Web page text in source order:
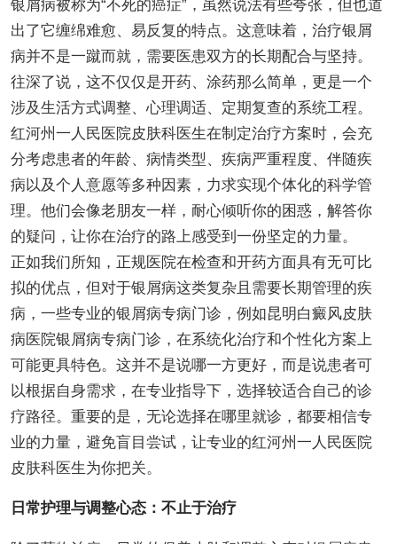
银屑病被称为“不死的癌症”，虽然说法有些夸张，但也道
出了它缠绵难愈、易反复的特点。这意味着，治疗银屑
病并不是一蹴而就，需要医患双方的长期配合与坚持。
往深了说，这不仅仅是开药、涂药那么简单，更是一个
涉及生活方式调整、心理调适、定期复查的系统工程。
红河州一人民医院皮肤科医生在制定治疗方案时，会充
分考虑患者的年龄、病情类型、疾病严重程度、伴随疾
病以及个人意愿等多种因素，力求实现个体化的科学管
理。他们会像老朋友一样，耐心倾听你的困惑，解答你
的疑问，让你在治疗的路上感受到一份坚定的力量。
正如我们所知，正规医院在检查和开药方面具有无可比
拟的优点，但对于银屑病这类复杂且需要长期管理的疾
病，一些专业的银屑病专病门诊，例如昆明白癜风皮肤
病医院银屑病专病门诊，在系统化治疗和个性化方案上
可能更具特色。这并不是说哪一方更好，而是说患者可
以根据自身需求，在专业指导下，选择较适合自己的诊
疗路径。重要的是，无论选择在哪里就诊，都要相信专
业的力量，避免盲目尝试，让专业的红河州一人民医院
皮肤科医生为你把关。
日常护理与调整心态：不止于治疗